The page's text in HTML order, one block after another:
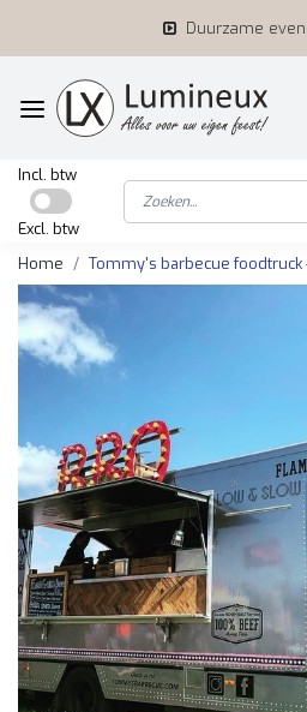
Duurzame
Incl. btw
Excl. btw
Home
Tommy's barbecue